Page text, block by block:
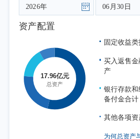
操作方面，报告期内本基
同业存款、短期逆回购为主要
参与市场交易。根据市场环境
合平衡风险和收益，调整资产
布局和杠杆水平。总体来看，
障投资者流动性需求的同时，
的投资收益。
06月30日
资产配置
固定收益类
买入返售金
产
银行存款和
备付金合计
其他各项资
为何总资产